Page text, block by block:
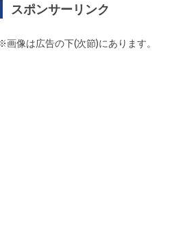
スポンサーリンク
画像は広告の下(次節)にあります。